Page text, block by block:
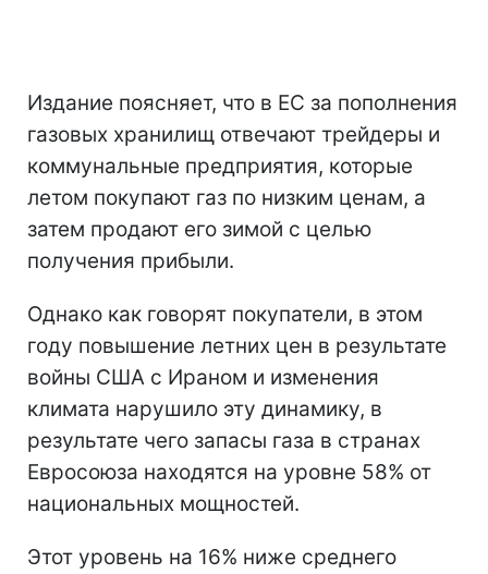
Издание поясняет, что в ЕС за пополнения
газовых хранилищ отвечают трейдеры и
коммунальные предприятия, которые
летом покупают газ по низким ценам, а
затем продают его зимой с целью
получения прибыли.
Однако как говорят покупатели, в этом
году повышение летних цен в результате
войны США с Ираном и изменения
климата нарушило эту динамику, в
результате чего запасы газа в странах
Евросоюза находятся на уровне 58% от
национальных мощностей.
Этот уровень на 16% ниже среднего